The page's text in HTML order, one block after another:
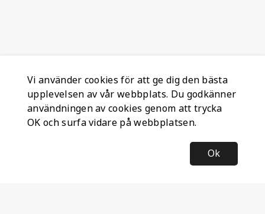
Vi använder cookies för att ge dig den bästa
upplevelsen av vår webbplats. Du godkänner
användningen av cookies genom att trycka
OK och surfa vidare på webbplatsen.
Ok